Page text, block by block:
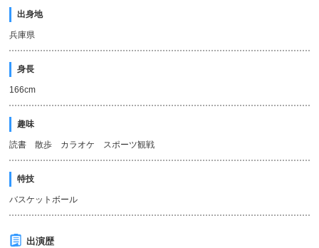
出身地
兵庫県
身長
166cm
趣味
読書 散歩 カラオケ スポーツ観戦
特技
バスケットボール
出演歴